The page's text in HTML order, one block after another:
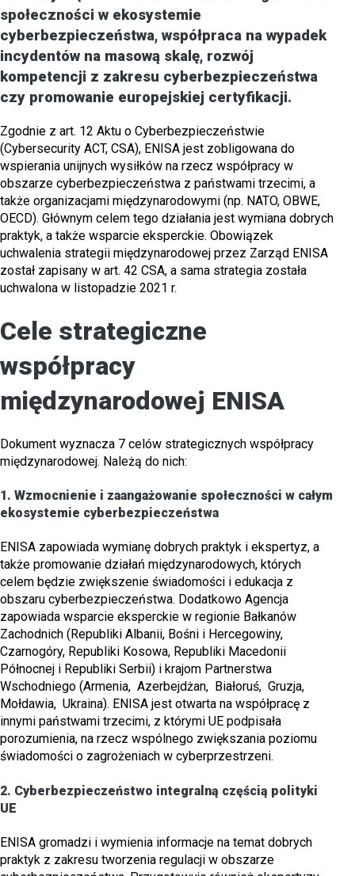
społeczności w ekosystemie
cyberbezpieczeństwa, współpraca na wypadek
incydentów na masową skalę, rozwój
kompetencji z zakresu cyberbezpieczeństwa
czy promowanie europejskiej certyfikacji.
Zgodnie z art. 12 Aktu o Cyberbezpieczeństwie
(Cybersecurity ACT, CSA), ENISA jest zobligowana do
wspierania unijnych wysiłków na rzecz współpracy w
obszarze cyberbezpieczeństwa z państwami trzecimi, a
także organizacjami międzynarodowymi (np. NATO, OBWE,
OECD). Głównym celem tego działania jest wymiana dobrych
praktyk, a także wsparcie eksperckie. Obowiązek
uchwalenia strategii międzynarodowej przez Zarząd ENISA
został zapisany w art. 42 CSA, a sama strategia została
uchwalona w listopadzie 2021 r.
Cele strategiczne
współpracy
międzynarodowej ENISA
Dokument wyznacza 7 celów strategicznych współpracy
międzynarodowej. Należą do nich:
1. Wzmocnienie i zaangażowanie społeczności w całym
ekosystemie cyberbezpieczeństwa
ENISA zapowiada wymianę dobrych praktyk i ekspertyz, a
także promowanie działań międzynarodowych, których
celem będzie zwiększenie świadomości i edukacja z
obszaru cyberbezpieczeństwa. Dodatkowo Agencja
zapowiada wsparcie eksperckie w regionie Bałkanów
Zachodnich (Republiki Albanii, Bośni i Hercegowiny,
Czarnogóry, Republiki Kosowa, Republiki Macedonii
Północnej i Republiki Serbii) i krajom Partnerstwa
Wschodniego (Armenia, Azerbejdżan, Białoruś, Gruzja,
Mołdawia, Ukraina). ENISA jest otwarta na współpracę z
innymi państwami trzecimi, z którymi UE podpisała
porozumienia, na rzecz wspólnego zwiększania poziomu
świadomości o zagrożeniach w cyberprzestrzeni.
2. Cyberbezpieczeństwo integralną częścią polityki
UE
ENISA gromadzi i wymienia informacje na temat dobrych
praktyk z zakresu tworzenia regulacji w obszarze